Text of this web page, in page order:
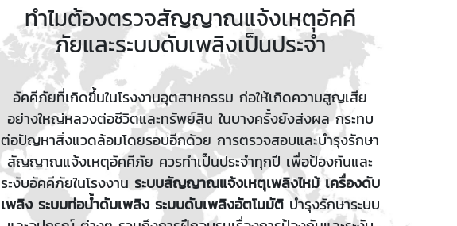
ทำไมต้องตรวจสัญญาณแจ้งเหตุอัคคี
ภัยและระบบดับเพลิงเป็นประจำ
อัคคีภัยที่เกิดขึ้นในโรงงานอุตสาหกรรม ก่อให้เกิดความสูญเสีย
อย่างใหญ่หลวงต่อชีวิตและทรัพย์สิน ในบางครั้งยังส่งผล กระทบ
ต่อปัญหาสิ่งแวดล้อมโดยรอบอีกด้วย การตรวจสอบและบำรุงรักษา
สัญญาณแจ้งเหตุอัคคีภัย ควรทำเป็นประจำทุกปี เพื่อป้องกันและ
ระงับอัคคีภัยในโรงงานระบบสัญญาณแจ้งเหตุเพลิงไหม้ เครื่องดับ
เพลิง ระบบท่อน้ำดับเพลิง ระบบดับเพลิงอัตโนมัติบำรุงรักษาระบบ